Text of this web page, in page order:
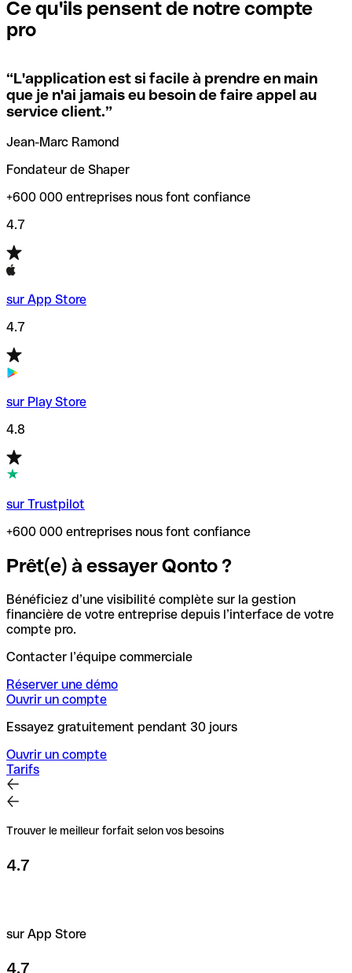
signifie que vous avez le code de l'une des succursales
locales.
Si vous n'êtes pas sûr du code SWIFT que vous devriez
utiliser, nous avons développé un outil de recherche de
codes SWIFT par nom de banque.
vérification/recherche de codes SWIFT. Ainsi, vous pouvez
trouver et vérifier vos codes SWIFT avant de réaliser vos
transferts d’argent.
Ce qu'ils pensent de notre compte
pro
“L'application est si facile à prendre en main
que je n'ai jamais eu besoin de faire appel au
service client.”
Jean-Marc Ramond
Fondateur de Shaper
+600 000 entreprises nous font confiance
4.7
sur App Store
4.7
sur Play Store
4.8
sur Trustpilot
+600 000 entreprises nous font confiance
Prêt(e) à essayer Qonto ?
Bénéficiez d’une visibilité complète sur la gestion
financière de votre entreprise depuis l’interface de votre
compte pro.
Contacter l’équipe commerciale
Réserver une démo
Ouvrir un compte
Essayez gratuitement pendant 30 jours
Ouvrir un compte
Tarifs
Trouver le meilleur forfait selon vos besoins
4.7
sur App Store
4.7